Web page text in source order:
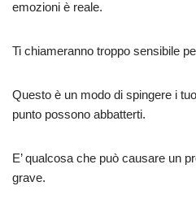
emozioni è reale.
Ti chiameranno troppo sensibile
Questo è un modo di spingere i
punto possono abbatterti.
E’ qualcosa che può causare un
grave.